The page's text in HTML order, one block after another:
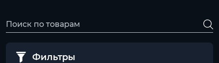
Фильтры